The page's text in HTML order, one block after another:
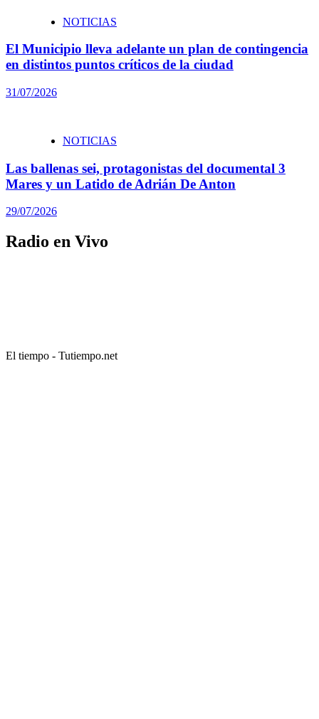
NOTICIAS
El Municipio lleva adelante un plan de contingencia
en distintos puntos críticos de la ciudad
31/07/2026
NOTICIAS
Las ballenas sei, protagonistas del documental 3
Mares y un Latido de Adrián De Anton
29/07/2026
Radio en Vivo
El tiempo - Tutiempo.net